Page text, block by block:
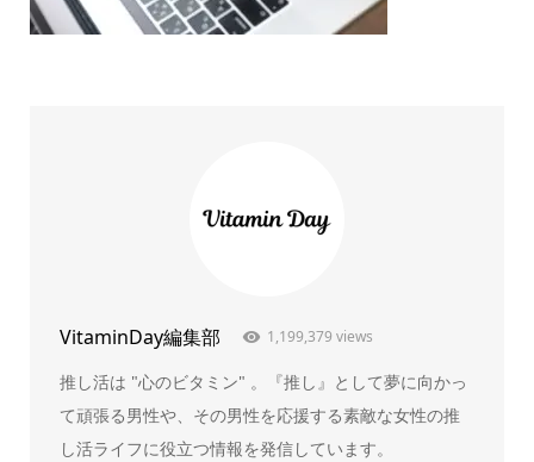
VitaminDay編集部 1,199,379 views
推し活は "心のビタミン" 。『推し』として夢に向かっ
て頑張る男性や、その男性を応援する素敵な女性の推
し活ライフに役立つ情報を発信しています。